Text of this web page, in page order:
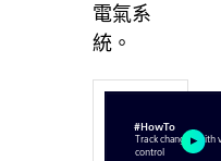
電氣系
統。